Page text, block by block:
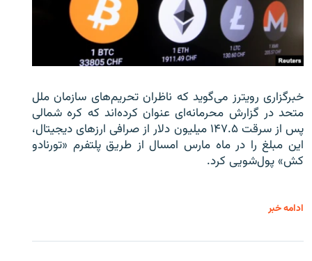
خبرگزاری رویترز می‌گوید که ناظران تحریم‌های سازمان ملل
متحد در گزارش محرمانه‌ای عنوان کرده‌اند که کره شمالی
پس از سرقت ۱۴۷.۵ میلیون دلار از صرافی ارزهای دیجیتال،
این مبلغ را در ماه مارس امسال از طریق پلتفرم «تورنادو
کش» پول‌شویی کرد.
ادامه خبر